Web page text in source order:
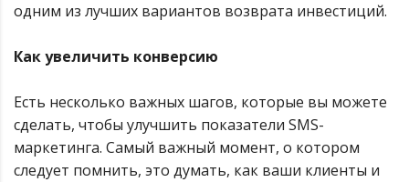
одним из лучших вариантов возврата инвестиций.
Как увеличить конверсию
Есть несколько важных шагов, которые вы можете
сделать, чтобы улучшить показатели SMS-
маркетинга. Самый важный момент, о котором
следует помнить, это думать, как ваши клиенты и